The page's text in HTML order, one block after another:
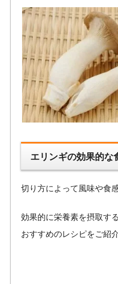
エリンギの効果的な
切り方によって風味や食
効果的に栄養素を摂取す
おすすめのレシピをご紹